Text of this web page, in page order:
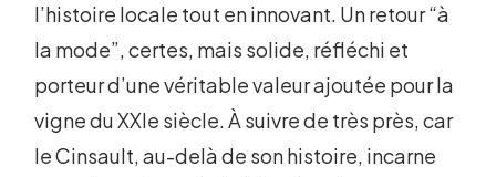
l’histoire locale tout en innovant. Un retour “à
la mode”, certes, mais solide, réfléchi et
porteur d’une véritable valeur ajoutée pour la
vigne du XXIe siècle. À suivre de très près, car
le Cinsault, au-delà de son histoire, incarne